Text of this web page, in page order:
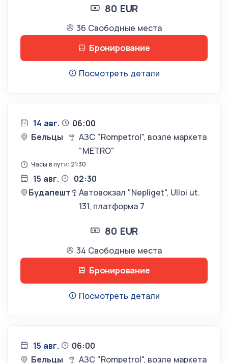
80 EUR
36 Свободные места
Бронирование
Посмотреть детали
14 авг.
06:00
Бельцы
АЗС "Rompetrol", возле маркета
"METRO"
Часы в пути: 21:30
15 авг.
02:30
Будапешт
Автовокзал "Nepliget", Ulloi ut.
131, платформа 7
80 EUR
34 Свободные места
Бронирование
Посмотреть детали
15 авг.
06:00
Бельцы
АЗС "Rompetrol", возле маркета